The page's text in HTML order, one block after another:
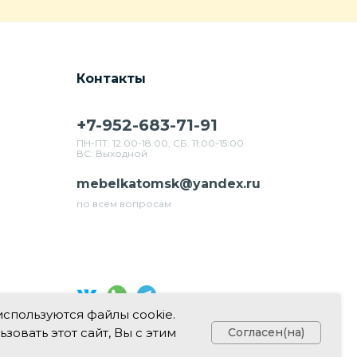
+7-952-683-71-91
ПН-ПТ: 12.00-18.00, СБ: 11:00-15:00
ВС: Выходной
Контакты
mebelkatomsk@yandex.ru
по всем вопросам
Свяжитесь с нами в соц. сетях
файлы cookie.
этот сайт, Вы с этим
Согласен(на)